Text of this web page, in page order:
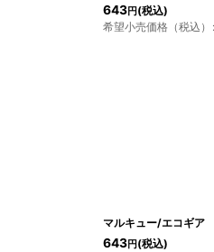
643円(税込)
希望小売価格（税込） :
マルキュー/エコギ
643円(税込)